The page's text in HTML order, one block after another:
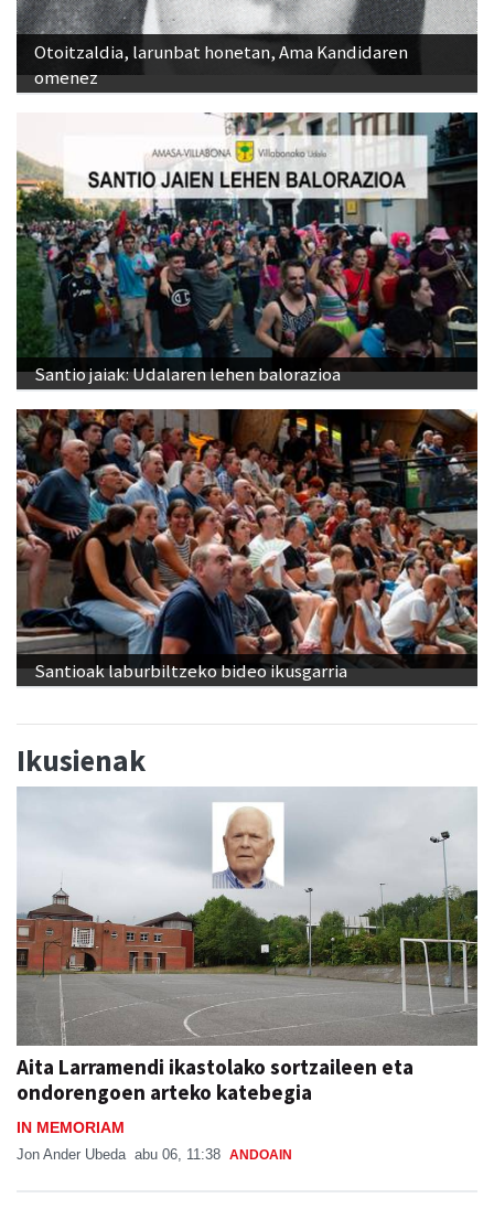
Otoitzaldia, larunbat honetan, Ama Kandidaren
omenez
Santio jaiak: Udalaren lehen balorazioa
Santioak laburbiltzeko bideo ikusgarria
Ikusienak
Aita Larramendi ikastolako sortzaileen eta
ondorengoen arteko katebegia
IN MEMORIAM
Jon Ander Ubeda abu 06, 11:38 ANDOAIN